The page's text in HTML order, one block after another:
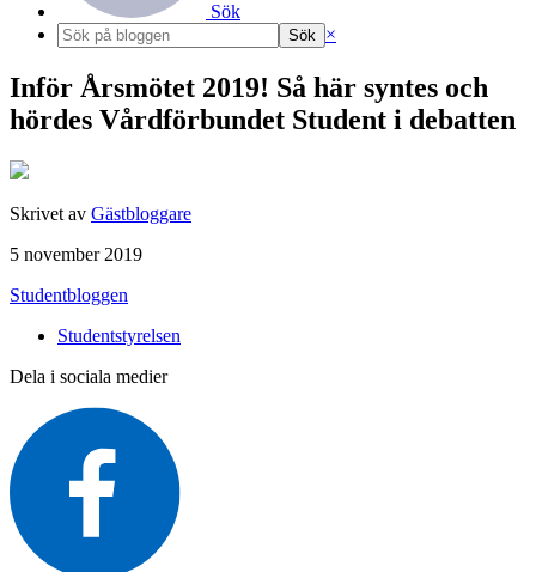
Sök
×
Inför Årsmötet 2019! Så här syntes och
hördes Vårdförbundet Student i debatten
Skrivet av Gästbloggare
5 november 2019
Studentbloggen
Studentstyrelsen
Dela i sociala medier